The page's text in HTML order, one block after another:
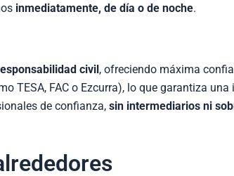
inmediatamente, de día o de noche.
civil, ofreciendo máxima
TESA, FAC o Ezcurra), lo que garantiza
de confianza, sin intermediarios ni